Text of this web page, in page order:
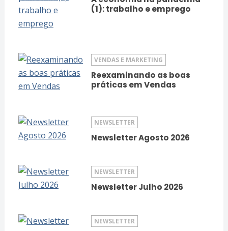
(1): trabalho e emprego
VENDAS E MARKETING
Reexaminando as boas
práticas em Vendas
NEWSLETTER
Newsletter Agosto 2026
NEWSLETTER
Newsletter Julho 2026
NEWSLETTER